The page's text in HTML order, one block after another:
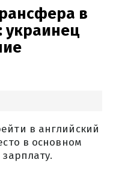
в
украинец
в английский
в основном